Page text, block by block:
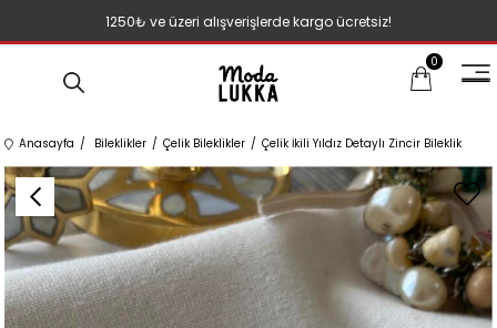
1250₺ ve üzeri alışverişlerde kargo ücretsiz!
0
Anasayfa Bileklikler Çelik Bileklikler Çelik İkili Yıldız Detaylı Zincir Bileklik